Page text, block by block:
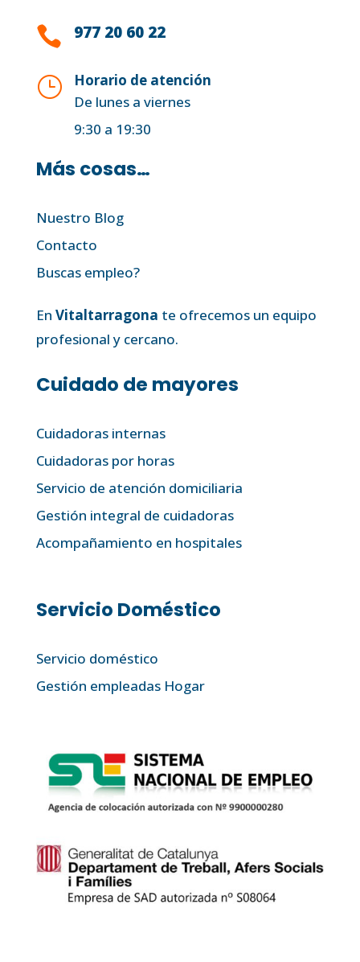
 977 20 60 22
}
Horario de atención
De lunes a viernes
9:30 a 19:30
Más cosas…
Nuestro Blog
Contacto
Buscas empleo?
En Vitaltarragona te ofrecemos un equipo
profesional y cercano.
Cuidado de mayores
Cuidadoras internas
Cuidadoras por horas
Servicio de atención domiciliaria
Gestión integral de cuidadoras
Acompañamiento en hospitales
Servicio Doméstico
Servicio doméstico
Gestión empleadas Hogar